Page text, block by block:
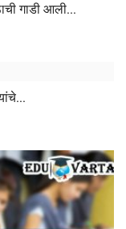
गाडी आली...